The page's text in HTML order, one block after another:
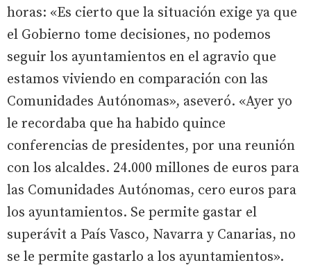
horas: «Es cierto que la situación exige ya que
el Gobierno tome decisiones, no podemos
seguir los ayuntamientos en el agravio que
estamos viviendo en comparación con las
Comunidades Autónomas», aseveró. «Ayer yo
le recordaba que ha habido quince
conferencias de presidentes, por una reunión
con los alcaldes. 24.000 millones de euros para
las Comunidades Autónomas, cero euros para
los ayuntamientos. Se permite gastar el
superávit a País Vasco, Navarra y Canarias, no
se le permite gastarlo a los ayuntamientos».